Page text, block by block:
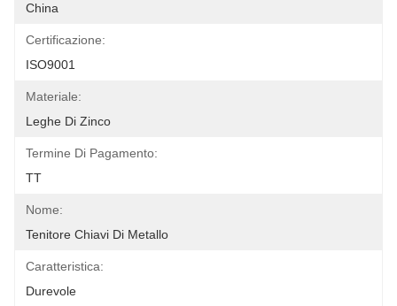
China
Certificazione:
ISO9001
Materiale:
Leghe Di Zinco
Termine Di Pagamento:
TT
Nome:
Tenitore Chiavi Di Metallo
Caratteristica:
Durevole